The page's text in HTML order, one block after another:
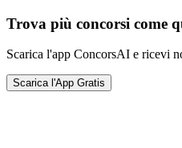
Trova più concorsi come
Scarica l'app ConcorsAI e ricevi
Scarica l'App Gratis